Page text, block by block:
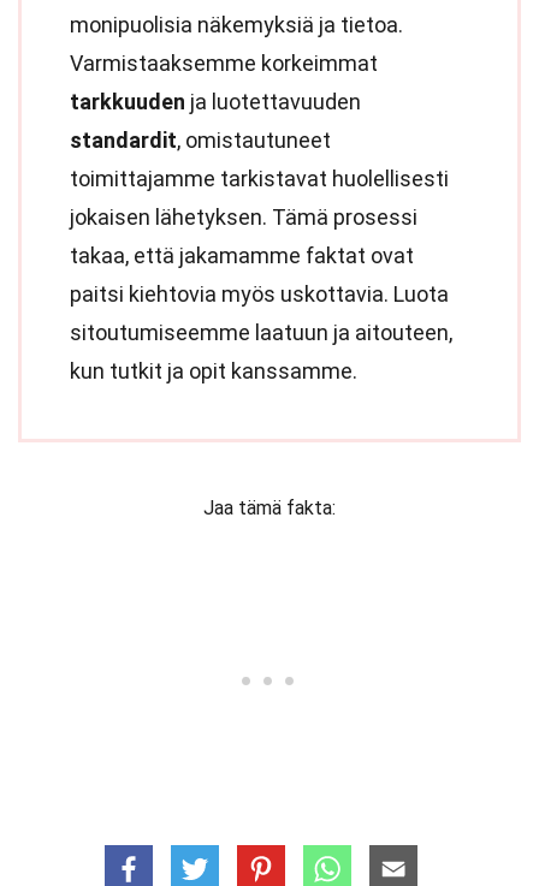
monipuolisia näkemyksiä ja tietoa.
Varmistaaksemme korkeimmat
tarkkuuden ja luotettavuuden
standardit, omistautuneet
toimittajamme tarkistavat huolellisesti
jokaisen lähetyksen. Tämä prosessi
takaa, että jakamamme faktat ovat
paitsi kiehtovia myös uskottavia. Luota
sitoutumiseemme laatuun ja aitouteen,
kun tutkit ja opit kanssamme.
Jaa tämä fakta: